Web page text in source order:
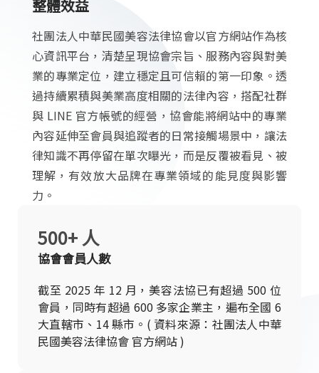
整體效益
社團法人中華民國美容法律協會以官方網站作為核
心資訊平台，清楚呈現協會宗旨、服務內容與對美
業的專業定位，建立穩定且可信賴的第一印象。透
過持續累積與美業高度相關的法律內容，搭配社群
與 LINE 官方帳號的經營，協會能將網站中的專業
內容延伸至會員與追蹤者的日常接觸場景中，讓法
律知識不再停留在單次曝光，而是反覆被看見、被
理解，有效放大品牌在專業領域的能見度與影響
力。
協會會員人數
截至 2025 年 12 月，美容法協已有超過 500 位
會員，同時有超過 600 多家企業主，遍布全國 6
大直轄市、14 縣市。( 資料來源：社團法人中華
民國美容法律協會 官方網站 )
500+ 人